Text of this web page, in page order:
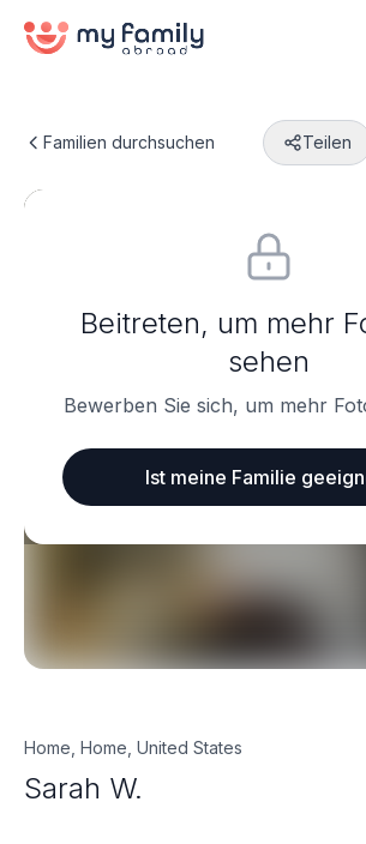
Familien durchsuchen Teilen
Beitreten, um mehr
sehen
Bewerben Sie sich, um mehr
Ist meine Familie
Home, Home, United States
Sarah W.